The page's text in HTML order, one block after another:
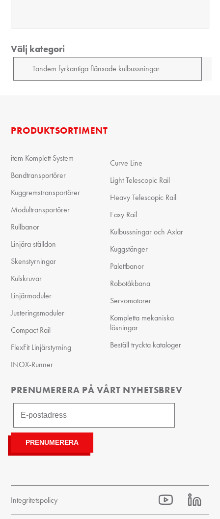
Välj kategori
PRODUKTSORTIMENT
item Komplett System
Bandtransportörer
Kuggremstransportörer
Modultransportörer
Rullbanor
Linjära ställdon
Skenstyrningar
Kulskruvar
Linjärmoduler
Justeringsmoduler
Compact Rail
FlexFit Linjärstyrning
INOX-Runner
Curve Line
Light Telescopic Rail
Heavy Telescopic Rail
Easy Rail
Kulbussningar och Axlar
Kuggstänger
Palettbanor
Robotåkbana
Servomotorer
Kompletta mekaniska
lösningar
Beställ tryckta kataloger
PRENUMERERA PÅ VÅRT NYHETSBREV
Integritetspolicy